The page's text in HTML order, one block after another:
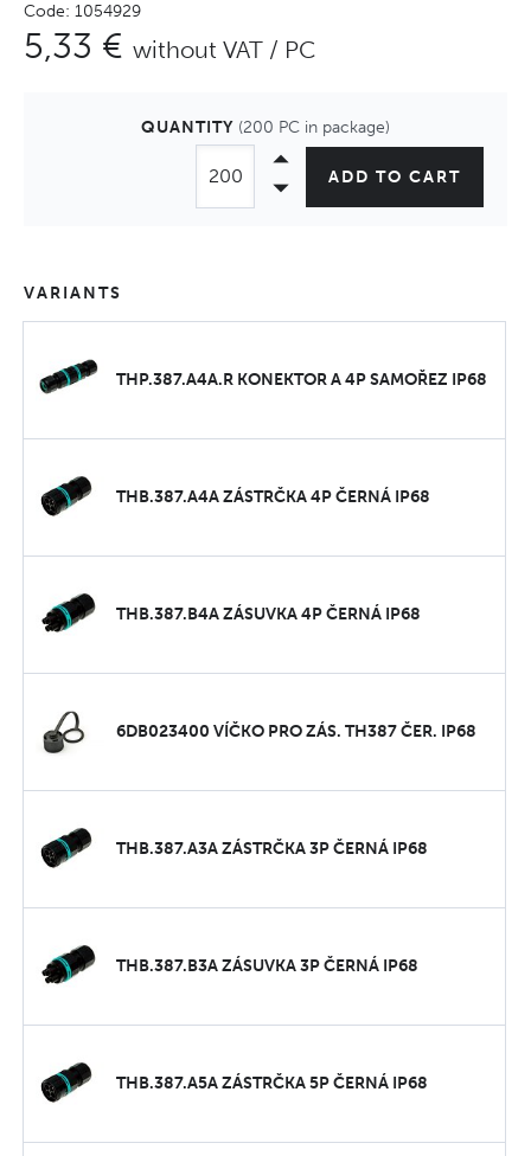
Code: 1054929
5,33 € without VAT / PC
QUANTITY (200 PC in package)
ADD TO CART
VARIANTS
THP.387.A4A.R KONEKTOR A 4P SAMOŘEZ IP68
THB.387.A4A ZÁSTRČKA 4P ČERNÁ IP68
THB.387.B4A ZÁSUVKA 4P ČERNÁ IP68
6DB023400 VÍČKO PRO ZÁS. TH387 ČER. IP68
THB.387.A3A ZÁSTRČKA 3P ČERNÁ IP68
THB.387.B3A ZÁSUVKA 3P ČERNÁ IP68
THB.387.A5A ZÁSTRČKA 5P ČERNÁ IP68